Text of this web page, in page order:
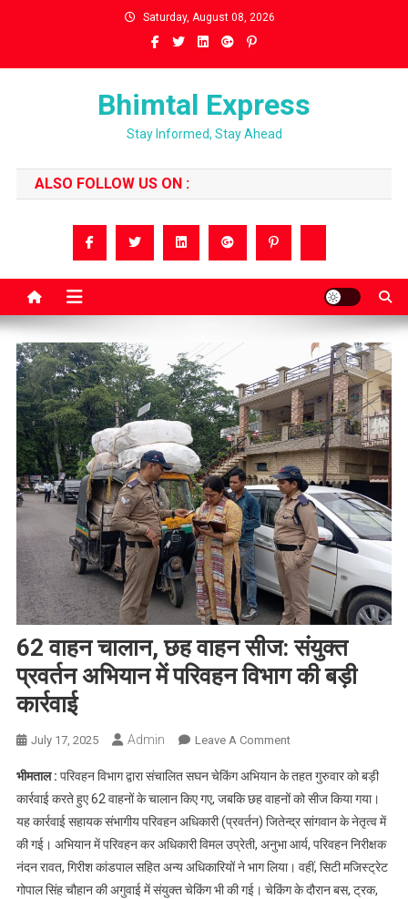
Saturday, August 08, 2026
Bhimtal Express
Stay Informed, Stay Ahead
ALSO FOLLOW US ON :
62 वाहन चालान, छह वाहन सीज: संयुक्त
प्रवर्तन अभियान में परिवहन विभाग की बड़ी
कार्रवाई
July 17, 2025 Admin Leave A CommentOn
वाहन
चालान,
छह
वाहन
सीज:
संयुक्त
भीमताल : परिवहन विभाग द्वारा संचालित सघन चेकिंग अभियान के तहत गुरुवार को बड़ी
कार्रवाई करते हुए 62 वाहनों के चालान किए गए, जबकि छह वाहनों को सीज किया गया।
यह कार्रवाई सहायक संभागीय परिवहन अधिकारी (प्रवर्तन) जितेन्द्र सांगवान के नेतृत्व में
की गई। अभियान में परिवहन कर अधिकारी विमल उप्रेती, अनुभा आर्य, परिवहन निरीक्षक
नंदन रावत, गिरीश कांडपाल सहित अन्य अधिकारियों ने भाग लिया। वहीं, सिटी मजिस्ट्रेट
गोपाल सिंह चौहान की अगुवाई में संयुक्त चेकिंग भी की गई। चेकिंग के दौरान बस, ट्रक,